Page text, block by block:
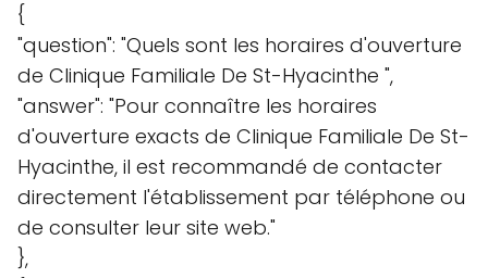
{
"question": "Quels sont les horaires d'ouverture
de Clinique Familiale De St-Hyacinthe ",
"answer": "Pour connaître les horaires
d'ouverture exacts de Clinique Familiale De St-
Hyacinthe, il est recommandé de contacter
directement l'établissement par téléphone ou
de consulter leur site web."
},